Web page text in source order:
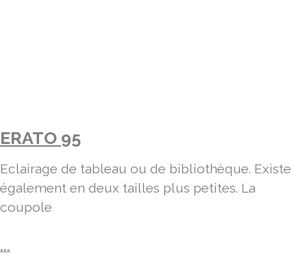
ERATO 95
Eclairage de tableau ou de bibliothèque. Existe
également en deux tailles plus petites. La
coupole
...